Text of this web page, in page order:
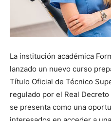
La institución académica
lanzado un nuevo curso
Título Oficial de Técnico
regulado por el Real
se presenta como una